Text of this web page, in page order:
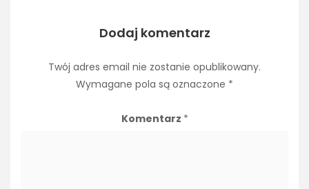
Dodaj komentarz
Twój adres email nie zostanie opublikowany.
Wymagane pola są oznaczone *
Komentarz *